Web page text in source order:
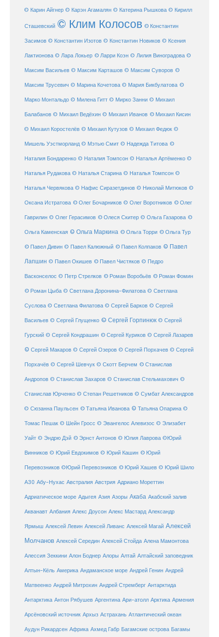
© Карин Айгнер © Карэн Агамалян © Катерина Рышкова © Кирилл
Сташевский © Клим Колосов © Константин
Засимов © Константин Изотов © Константин Новиков © Ксения
Лактионова © Лара Локьер © Ларри Коэн © Лилия Виноградова ©
Максим Васильев © Максим Карташов © Максим Суворов ©
Максим Трусевич © Марина Кочетова © Мария Бикбулатова ©
Марко Монтальдо © Милена Гитт © Мирко Занни © Михаил
Балабанов © Михаил Ведёхин © Михаил Иванов © Михаил Кисин
© Михаил Коростелёв © Михаил Кутузов © Михаил Федюк ©
Мишель Уэстморланд © Мэтью Смит © Надежда Титова ©
Наталия Бондаренко © Наталия Томпсон © Наталья Артёменко ©
Наталья Рудакова © Наталья Старина © Наталья Томпсон ©
Наталья Червякова © Нафис Сиразетдинов © Николай Митюков ©
Оксана Истратова © Олег Бочарников © Олег Воротников © Олег
Гаврилин © Олег Герасимов © Олеся Скитер © Ольга Газарова ©
Ольга Каменская © Ольга Маркина © Ольга Торри © Ольга Тур
© Павел Дивин © Павел Калюжный © Павел Колпаков © Павел
Лапшин © Павел Окишев © Павел Чистяков © Педро
Васконселос © Петр Стрелков © Роман Воробьёв © Роман Фомин
© Роман Цыба © Светлана Доронина-Филатова © Светлана
Суслова © Светлана Филатова © Сергей Барков © Сергей
Васильев © Сергей Глущенко © Сергей Горпинюк © Сергей
Гурский © Сергей Кондрашин © Сергей Куриков © Сергей Лазарев
© Сергей Макаров © Сергей Озеров © Сергей Порхачев © Сергей
Порхачёв © Сергей Шевчук © Скотт Берчем © Станислав
Андропов © Станислав Захаров © Станислав Стельмахович ©
Станислав Юрченко © Степан Решетников © Сумбат Александров
© Сюзанна Паульсен © Татьяна Иванова © Татьяна Опарина ©
Томас Пешак © Шейн Гросс © Эвангелос Алевизос © Элизабет
Уайт © Эндрю Дэй © Эрнст Антонов © Юлия Лаврова ©Юрий
Винников © Юрий Евдокимов © Юрий Кашин © Юрий
Перевозников ©Юрий Перевозников © Юрий Хашев © Юрий Шило
А30 Абу-Нухас Австралия Австрия Адриано Мореттин
Адриатическое море Адыгея Азия Азоры Акаба Акабский залив
Акванавт Албания Алекс Доусон Алекс Мастард Александр
Ярмыш Алексей Левин Алексей Ливанс Алексей Магай Алексей
Молчанов Алексей Середин Алексей Стойда Алена Мамонтова
Алессия Зеккини Алон Боднер Алоры Алтай Алтайский заповедник
Алтын-Кёль Америка Андаманское море Андрей Генин Андрей
Матвеенко Андрей Митрохин Андрей Стремберг Антарктида
Антарктика Антон Рябушев Аргентина Ари-атолл Арктика Армения
Арсёновский источник Архыз Астрахань Атлантический океан
Аудун Рикардсен Африка Ахмед Габр Багамские острова Багамы